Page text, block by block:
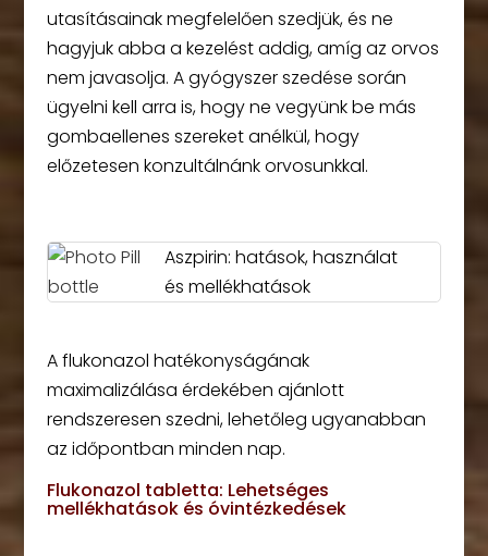
utasításainak megfelelően szedjük, és ne
hagyjuk abba a kezelést addig, amíg az orvos
nem javasolja. A gyógyszer szedése során
ügyelni kell arra is, hogy ne vegyünk be más
gombaellenes szereket anélkül, hogy
előzetesen konzultálnánk orvosunkkal.
Aszpirin: hatások, használat
és mellékhatások
A flukonazol hatékonyságának
maximalizálása érdekében ajánlott
rendszeresen szedni, lehetőleg ugyanabban
az időpontban minden nap.
Flukonazol tabletta: Lehetséges
mellékhatások és óvintézkedések